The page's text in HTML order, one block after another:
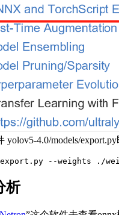
yolov5-4.0/models/
export . py - -weights . /
析